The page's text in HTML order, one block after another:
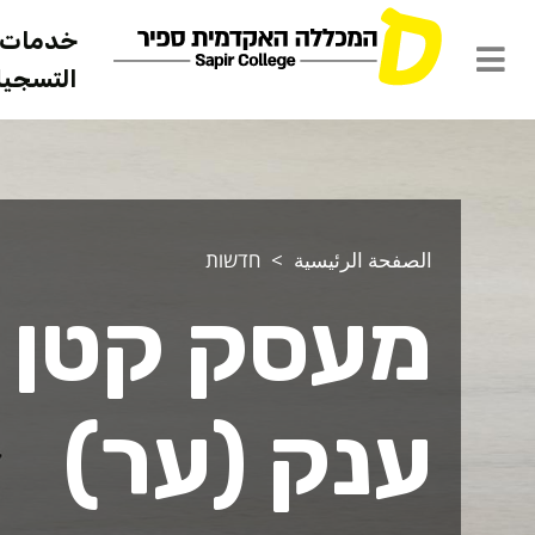
خدمات
الصفحة الرئيسية חדשות
מעסק
ענק (ער)